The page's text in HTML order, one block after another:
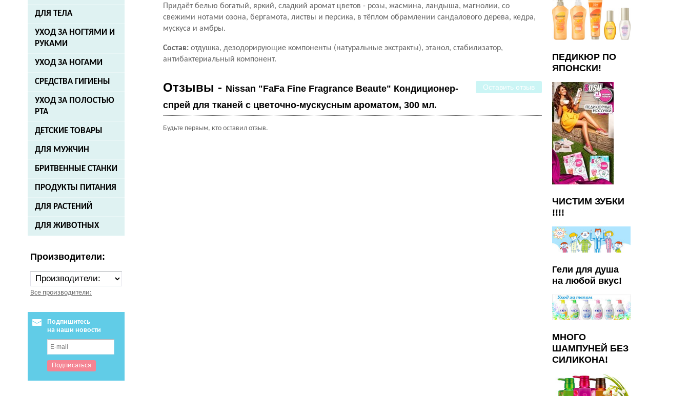
ДЛЯ ТЕЛА
УХОД ЗА НОГТЯМИ И
РУКАМИ
УХОД ЗА НОГАМИ
СРЕДСТВА ГИГИЕНЫ
УХОД ЗА ПОЛОСТЬЮ
РТА
ДЕТСКИЕ ТОВАРЫ
ДЛЯ МУЖЧИН
БРИТВЕННЫЕ СТАНКИ
ПРОДУКТЫ ПИТАНИЯ
ДЛЯ РАСТЕНИЙ
ДЛЯ ЖИВОТНЫХ
Производители:
Все производители:
Подпишитесь
на наши новости
Придаёт белью богатый, яркий, сладкий аромат цветов - розы, жасмина, ландыша, магнолии, со
свежими нотами озона, бергамота, листвы и персика, в тёплом обрамлении сандалового дерева, кедра,
мускуса и амбры.
Состав: отдушка, дезодорирующие компоненты (натуральные экстракты), этанол, стабилизатор,
антибактериальный компонент.
Оставить отзыв
Отзывы - Nissan "FaFa Fine Fragrance Beaute" Кондиционер-
спрей для тканей с цветочно-мускусным ароматом, 300 мл.
Будьте первым, кто оставил отзыв.
ПЕДИКЮР ПО
ЯПОНСКИ!
ЧИСТИМ ЗУБКИ
!!!!
Гели для душа
на любой вкус!
МНОГО
ШАМПУНЕЙ БЕЗ
СИЛИКОНА!